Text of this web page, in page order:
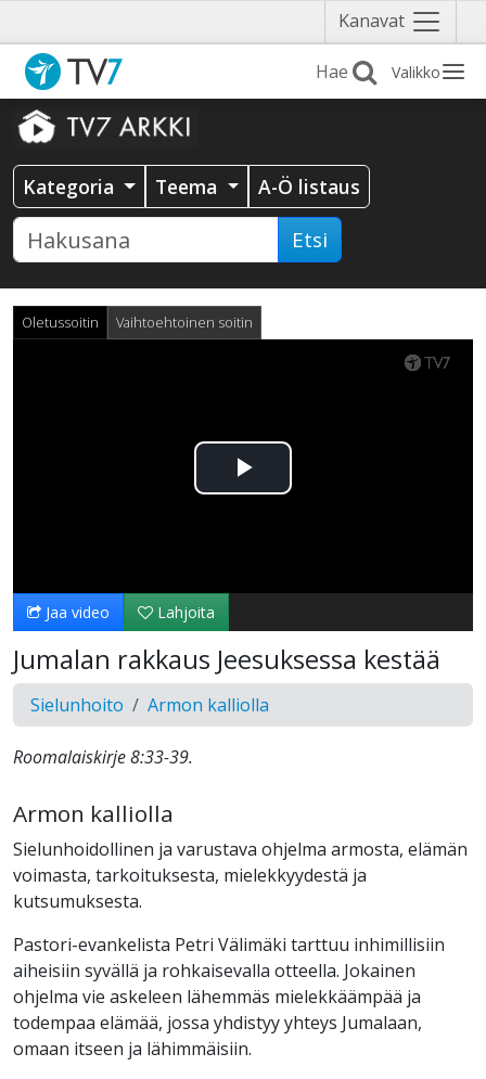
Kanavat Näytä
valikko
Valikko
Kategoria Teema A-Ö listaus
Etsi
Oletussoitin Vaihtoehtoinen soitin
Toista
Jaa video Lahjoita
Jumalan rakkaus Jeesuksessa kestää
Sielunhoito Armon kalliolla
Roomalaiskirje 8:33-39.
Armon kalliolla
Sielunhoidollinen ja varustava ohjelma armosta, elämän
voimasta, tarkoituksesta, mielekkyydestä ja
kutsumuksesta.
Pastori-evankelista Petri Välimäki tarttuu inhimillisiin
aiheisiin syvällä ja rohkaisevalla otteella. Jokainen
ohjelma vie askeleen lähemmäs mielekkäämpää ja
todempaa elämää, jossa yhdistyy yhteys Jumalaan,
omaan itseen ja lähimmäisiin.